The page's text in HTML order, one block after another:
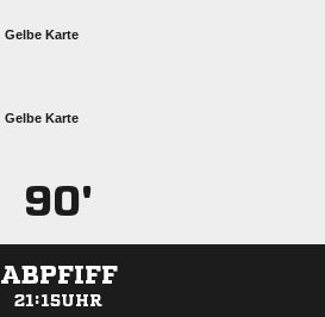
Gelbe Karte
Gelbe Karte
90'
ABPFIFF
21:15UHR